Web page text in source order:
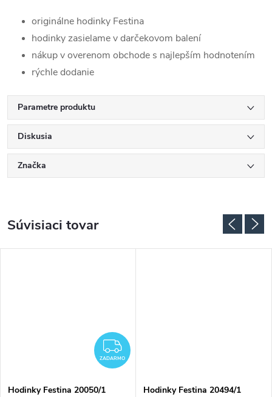
originálne hodinky Festina
hodinky zasielame v darčekovom balení
nákup v overenom obchode s najlepším hodnotením
rýchle dodanie
Parametre produktu
Diskusia
Značka
Súvisiaci tovar
ZADARMO
ZADARMO
Hodinky Festina 20050/1 Hodinky Festina 20494/1